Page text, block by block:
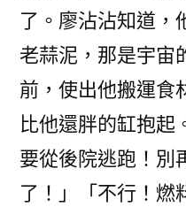
了。廖沾沾知道，
老蒜泥，那是宇宙
前，使出他搬運食
比他還胖的缸抱
要從後院逃跑！別
了！」「不行！燃